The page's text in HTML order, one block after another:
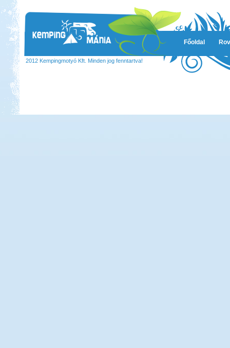
Főoldal
2012 Kempingmotyó Kft. Minden jog fenntartva!